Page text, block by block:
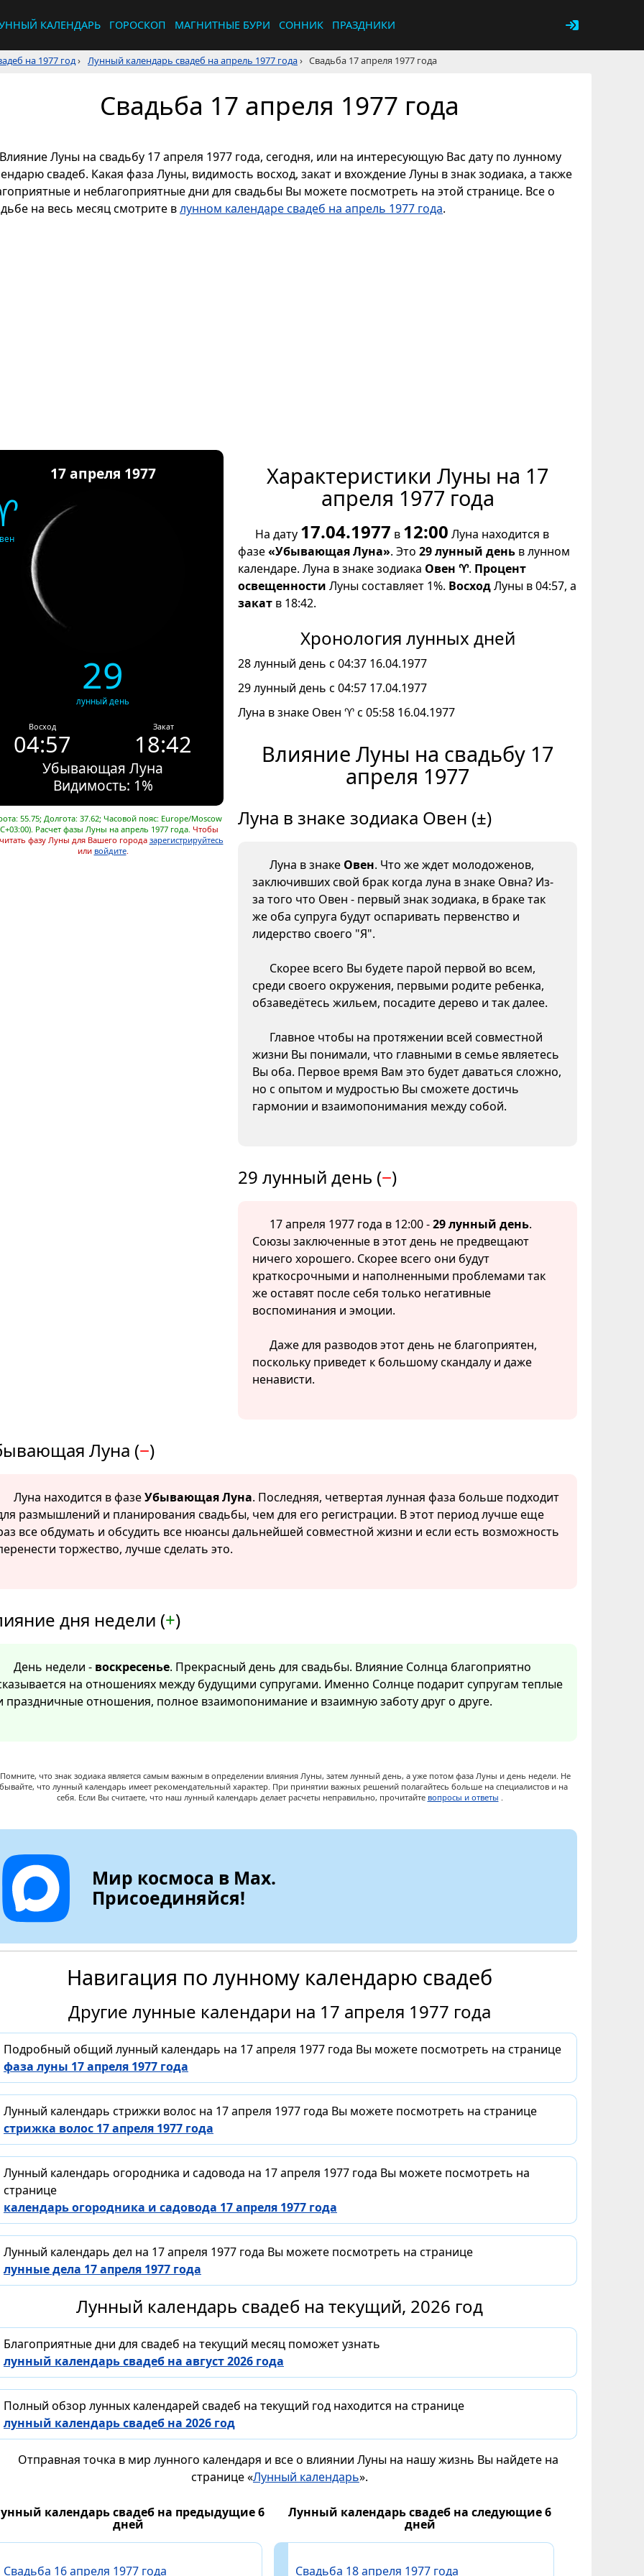
КАЛЕНДАРЬ ГОРОСКОП МАГНИТНЫЕ БУРИ СОННИК ПРАЗДНИКИ
на 1977 год› Лунный календарь свадеб на апрель 1977 года› Свадьба 17 апреля 1977 года
Свадьба 17 апреля 1977 года
Влияние Луны на свадьбу 17 апреля 1977 года, сегодня, или на интересующую Вас дату по лунному
свадеб. Какая фаза Луны, видимость восход, закат и вхождение Луны в знак зодиака, а также
и неблагоприятные дни для свадьбы Вы можете посмотреть на этой странице. Все о
на весь месяц смотрите влунном календаре свадеб на апрель 1977 года.
17 апреля 1977
29
лунный день
Восход
04:57
Закат
18:42
Убывающая Луна
Видимость: 1%
55.75; Долгота: 37.62; Часовой пояс: Europe/Moscow
Расчет фазы Луны на апрель 1977 года. Чтобы
фазу Луны для Вашего города зарегистрируйтесь
или войдите.
Характеристики Луны на 17
апреля 1977 года
На дату 17.04.1977 в 12:00 Луна находится в
фазе«Убывающая Луна». Это 29 лунный день в лунном
календаре. Луна в знаке зодиака Овен ♈. Процент
освещенности Луны составляет 1%. ВосходЛуны в 04:57, а
закат в 18:42.
Хронология лунных дней
28 лунный день с 04:37 16.04.1977
29 лунный день с 04:57 17.04.1977
Луна в знаке Овен ♈ с 05:58 16.04.1977
Влияние Луны на свадьбу 17
апреля 1977
Луна в знаке зодиака Овен (±)
Луна в знаке Овен. Что же ждет молодоженов,
заключивших свой брак когда луна в знаке Овна? Из-
за того что Овен - первый знак зодиака, в браке так
же оба супруга будут оспаривать первенство и
лидерство своего "Я".
Скорее всего Вы будете парой первой во всем,
среди своего окружения, первыми родите ребенка,
обзаведётесь жильем, посадите дерево и так далее.
Главное чтобы на протяжении всей совместной
жизни Вы понимали, что главными в семье являетесь
Вы оба. Первое время Вам это будет даваться сложно,
но с опытом и мудростью Вы сможете достичь
гармонии и взаимопонимания между собой.
29 лунный день (−)
17 апреля 1977 года в 12:00 -29 лунный день.
Союзы заключенные в этот день не предвещают
ничего хорошего. Скорее всего они будут
краткосрочными и наполненными проблемами так
же оставят после себя только негативные
воспоминания и эмоции.
Даже для разводов этот день не благоприятен,
поскольку приведет к большому скандалу и даже
ненависти.
Луна (−)
Луна находится в фазеУбывающая Луна. Последняя, четвертая лунная фаза больше подходит
размышлений и планирования свадьбы, чем для его регистрации. В этот период лучше еще
все обдумать и обсудить все нюансы дальнейшей совместной жизни и если есть возможность
торжество, лучше сделать это.
дня недели (+)
День недели - воскресенье. Прекрасный день для свадьбы. Влияние Солнца благоприятно
на отношениях между будущими супругами. Именно Солнце подарит супругам теплые
праздничные отношения, полное взаимопонимание и взаимную заботу друг о друге.
Помните, что знак зодиака является самым важным в определении влияния Луны, затем лунный день, а уже потом фаза Луны и день недели. Не
что лунный календарь имеет рекомендательный характер. При принятии важных решений полагайтесь больше на специалистов и на
себя. Если Вы считаете, что наш лунный календарь делает расчеты неправильно, прочитайте вопросы и ответы .
Мир космоса в Max.
Присоединяйся!
Навигация по лунному календарю свадеб
Другие лунные календари на 17 апреля 1977 года
Подробный общий лунный календарь на 17 апреля 1977 года Вы можете посмотреть на странице
фаза луны 17 апреля 1977 года
Лунный календарь стрижки волос на 17 апреля 1977 года Вы можете посмотреть на странице
стрижка волос 17 апреля 1977 года
Лунный календарь огородника и садовода на 17 апреля 1977 года Вы можете посмотреть на
странице
календарь огородника и садовода 17 апреля 1977 года
Лунный календарь дел на 17 апреля 1977 года Вы можете посмотреть на странице
лунные дела 17 апреля 1977 года
Лунный календарь свадеб на текущий, 2026 год
Благоприятные дни для свадеб на текущий месяц поможет узнать
лунный календарь свадеб на август 2026 года
Полный обзор лунных календарей свадеб на текущий год находится на странице
лунный календарь свадеб на 2026 год
Отправная точка в мир лунного календаря и все о влиянии Луны на нашу жизнь Вы найдете на
странице «Лунный календарь».
календарь свадеб на предыдущие 6
дней
Свадьба 16 апреля 1977 года
Лунный календарь свадеб на следующие 6
дней
Свадьба 18 апреля 1977 года